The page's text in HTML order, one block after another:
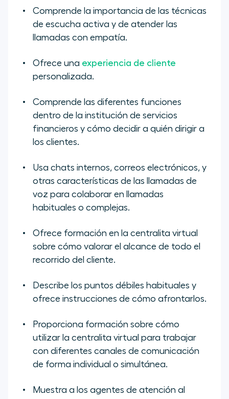
Comprende la importancia de las técnicas
de escucha activa y de atender las
llamadas con empatía.
Ofrece una experiencia de cliente
personalizada.
Comprende las diferentes funciones
dentro de la institución de servicios
financieros y cómo decidir a quién dirigir a
los clientes.
Usa chats internos, correos electrónicos, y
otras características de las llamadas de
voz para colaborar en llamadas
habituales o complejas.
Ofrece formación en la centralita virtual
sobre cómo valorar el alcance de todo el
recorrido del cliente.
Describe los puntos débiles habituales y
ofrece instrucciones de cómo afrontarlos.
Proporciona formación sobre cómo
utilizar la centralita virtual para trabajar
con diferentes canales de comunicación
de forma individual o simultánea.
Muestra a los agentes de atención al